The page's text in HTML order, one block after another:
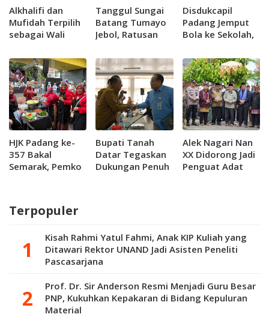
Alkhalifi dan
Mufidah Terpilih
sebagai Wali
2026
Tanggul Sungai
Batang Tumayo
Jebol, Ratusan
Terdampak Banjir
Disdukcapil
Padang Jemput
Bola ke Sekolah,
KIA 100 Persen
HJK Padang ke-
357 Bakal
Semarak, Pemko
Bupati Tanah
Datar Tegaskan
Dukungan Penuh
Alek Nagari Nan
XX Didorong Jadi
Penguat Adat
Terpopuler
Kisah Rahmi Yatul Fahmi, Anak KIP Kuliah yang
Ditawari Rektor UNAND Jadi Asisten Peneliti
Pascasarjana
Prof. Dr. Sir Anderson Resmi Menjadi Guru Besar
PNP, Kukuhkan Kepakaran di Bidang Kepuluran
Material